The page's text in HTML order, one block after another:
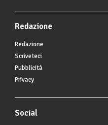
Redazione
Redazione
Scriveteci
Pubblicità
Privacy
Social